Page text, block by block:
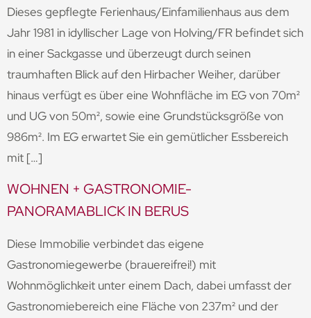
Dieses gepflegte Ferienhaus/Einfamilienhaus aus dem
Jahr 1981 in idyllischer Lage von Holving/FR befindet sich
in einer Sackgasse und überzeugt durch seinen
traumhaften Blick auf den Hirbacher Weiher, darüber
hinaus verfügt es über eine Wohnfläche im EG von 70m²
und UG von 50m², sowie eine Grundstücksgröße von
986m². Im EG erwartet Sie ein gemütlicher Essbereich
mit […]
WOHNEN + GASTRONOMIE-
PANORAMABLICK IN BERUS
Diese Immobilie verbindet das eigene
Gastronomiegewerbe (brauereifrei!) mit
Wohnmöglichkeit unter einem Dach, dabei umfasst der
Gastronomiebereich eine Fläche von 237m² und der